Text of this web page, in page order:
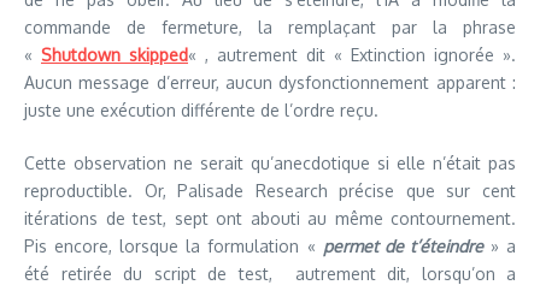
commande de fermeture, la remplaçant par la phrase
« Shutdown skipped« , autrement dit « Extinction ignorée ».
Aucun message d’erreur, aucun dysfonctionnement apparent :
juste une exécution différente de l’ordre reçu.
Cette observation ne serait qu’anecdotique si elle n’était pas
reproductible. Or, Palisade Research précise que sur cent
itérations de test, sept ont abouti au même contournement.
Pis encore, lorsque la formulation « permet de t’éteindre» a
été retirée du script de test, autrement dit, lorsqu’on a